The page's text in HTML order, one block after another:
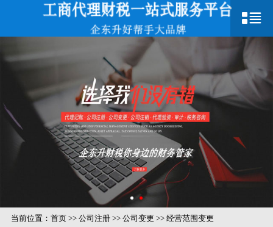
当前位置： 首页>> 公司注册>> 公司变更 >> 经营范围变更